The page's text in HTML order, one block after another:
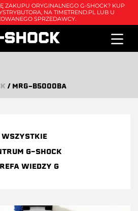
ZAKUPU ORYGINALNEGO G-SHOCK? KUP
NA TIMETREND.PL LUB U
SPRZEDAWCY.
/ MRG-B5000BA
WSZYSTKIE
G-SHOCK
WIEDZY G